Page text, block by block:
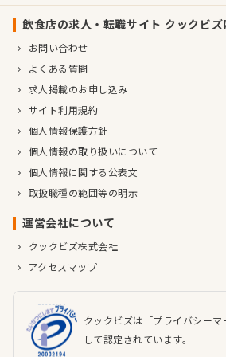
飲食店の求人・転職サイト クックビズ
お問い合わせ
よくある質問
求人掲載のお申し込み
サイト利用規約
個人情報保護方針
個人情報の取り扱いについて
個人情報に関する公表文
取扱職種の範囲等の明示
運営会社について
クックビズ株式会社
アクセスマップ
クックビズは「プライバシーマ
して認定されています。